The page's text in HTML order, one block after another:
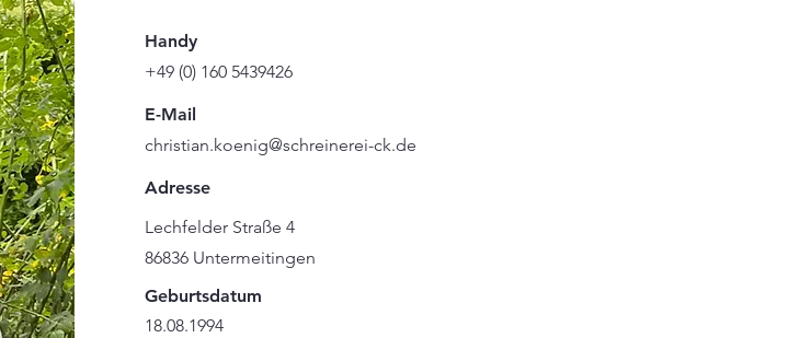
Handy
+49 (0) 160 5439426
E-Mail
christian.koenig@schreinerei-ck.de
Adresse
Lechfelder Straße 4
86836 Untermeitingen
Geburtsdatum
18.08.1994